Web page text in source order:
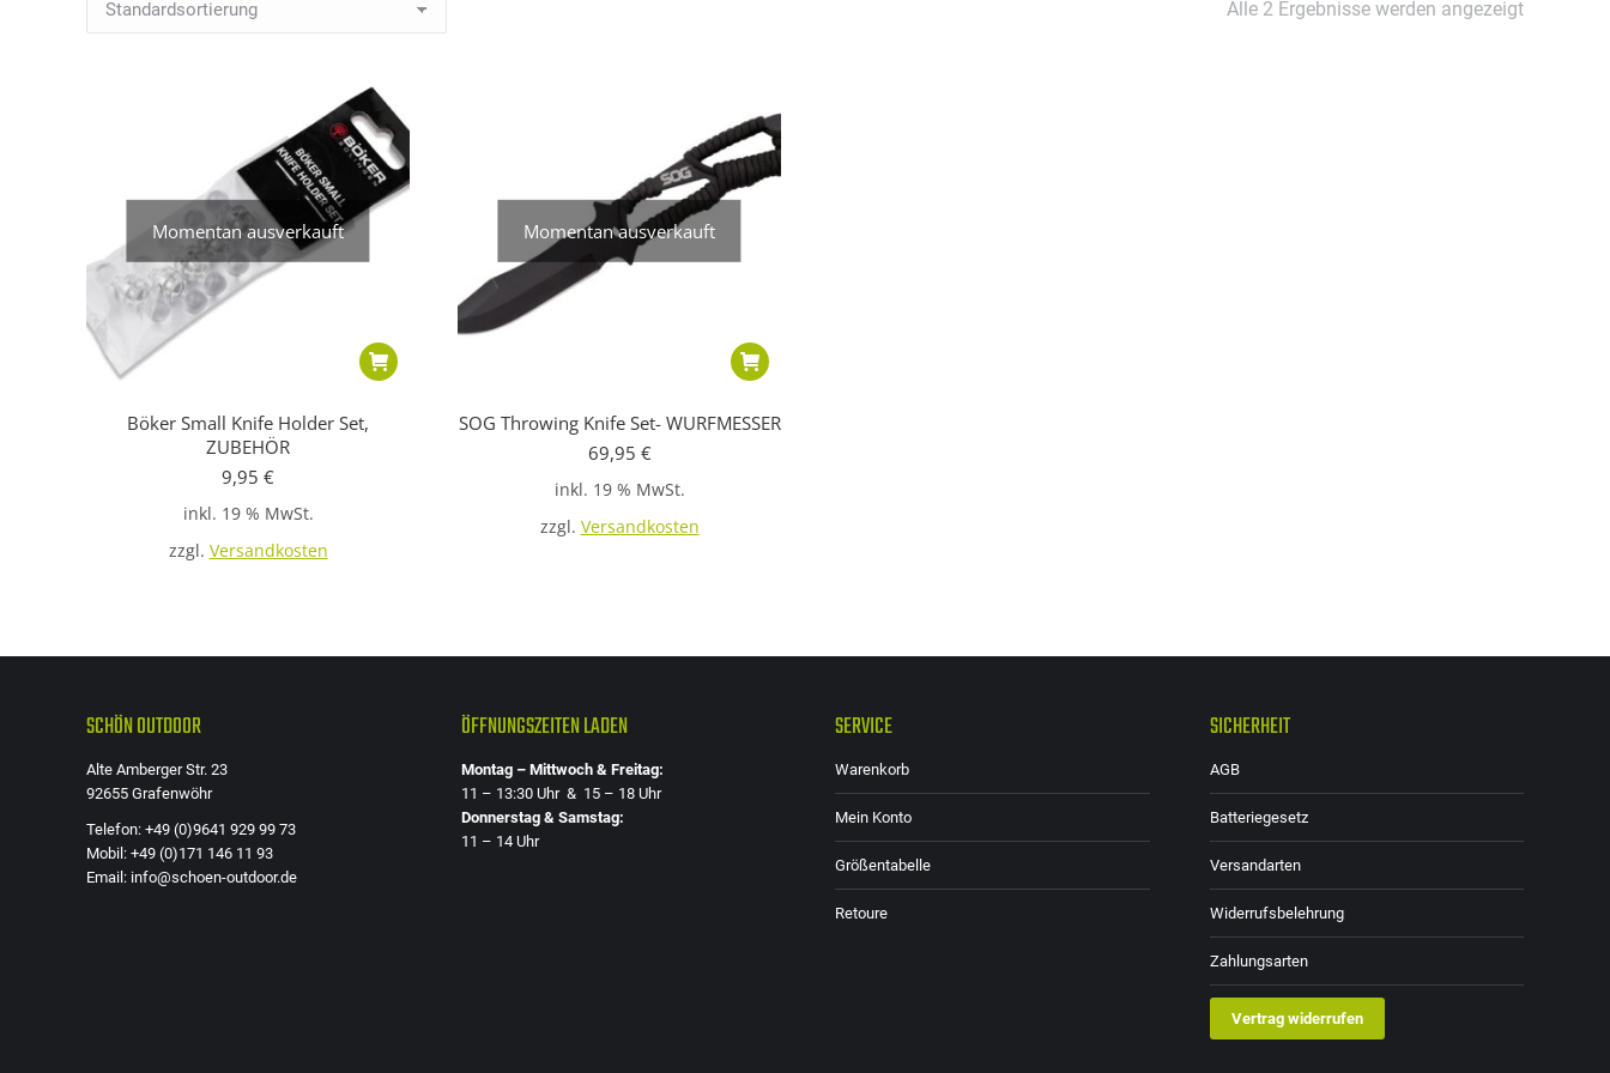
Alle 2 Ergebnisse werden angezeigt
Momentan ausverkauft
Böker Small Knife Holder Set,
ZUBEHÖR
9,95 €
inkl. 19 % MwSt.
zzgl. Versandkosten
Momentan ausverkauft
SOG Throwing Knife Set- WURFMESSER
69,95 €
inkl. 19 % MwSt.
zzgl. Versandkosten
SCHÖN OUTDOOR
Alte Amberger Str. 23
92655 Grafenwöhr
Telefon: +49 (0)9641 929 99 73
Mobil: +49 (0)171 146 11 93
Email: info@schoen-outdoor.de
ÖFFNUNGSZEITEN LADEN
Montag – Mittwoch & Freitag:
11 – 13:30 Uhr & 15 – 18 Uhr
Donnerstag & Samstag:
11 – 14 Uhr
SERVICE
Warenkorb
Mein Konto
Größentabelle
Retoure
SICHERHEIT
AGB
Batteriegesetz
Versandarten
Widerrufsbelehrung
Zahlungsarten
Vertrag widerrufen